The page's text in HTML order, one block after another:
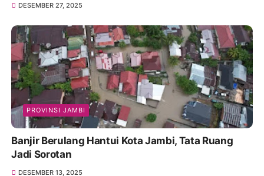
DESEMBER 27, 2025
PROVINSI JAMBI
Banjir Berulang Hantui Kota Jambi, Tata Ruang
Jadi Sorotan
DESEMBER 13, 2025